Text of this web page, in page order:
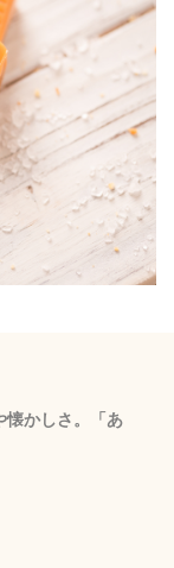
懐かしさ。「あ